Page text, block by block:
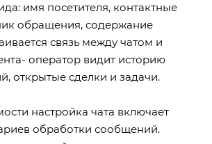
имя посетителя, контактные
обращения, содержание
связь между чатом и
оператор видит историю
открытые сделки и задачи.
настройка чата включает
обработки сообщений.